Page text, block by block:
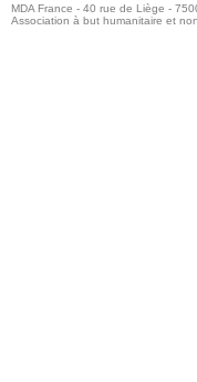
MDA France - 40 rue de Liège -
Association à but humanitaire et